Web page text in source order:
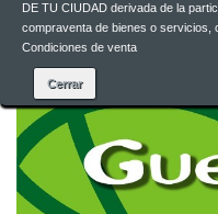
DE TU CIUDAD derivada de la
compraventa de bienes o servicios,
Condiciones de venta